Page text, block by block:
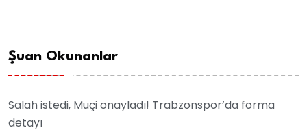
Şuan Okunanlar
Salah istedi, Muçi onayladı! Trabzonspor’da forma
detayı